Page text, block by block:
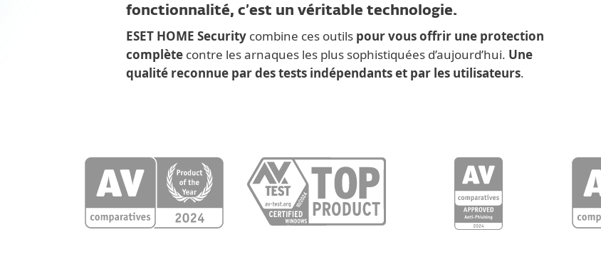
fonctionnalité, c’est un véritable technologie.
ESET HOME Security combine ces outils pour vous offrir une protection
complète contre les arnaques les plus sophistiquées d’aujourd’hui. Une
qualité reconnue par des tests indépendants et par les utilisateurs.